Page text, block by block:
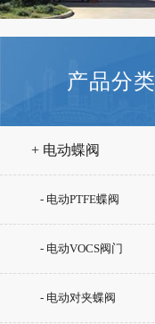
产品分类
+ 电动蝶阀
- 电动PTFE蝶阀
- 电动VOCS阀门
- 电动对夹蝶阀